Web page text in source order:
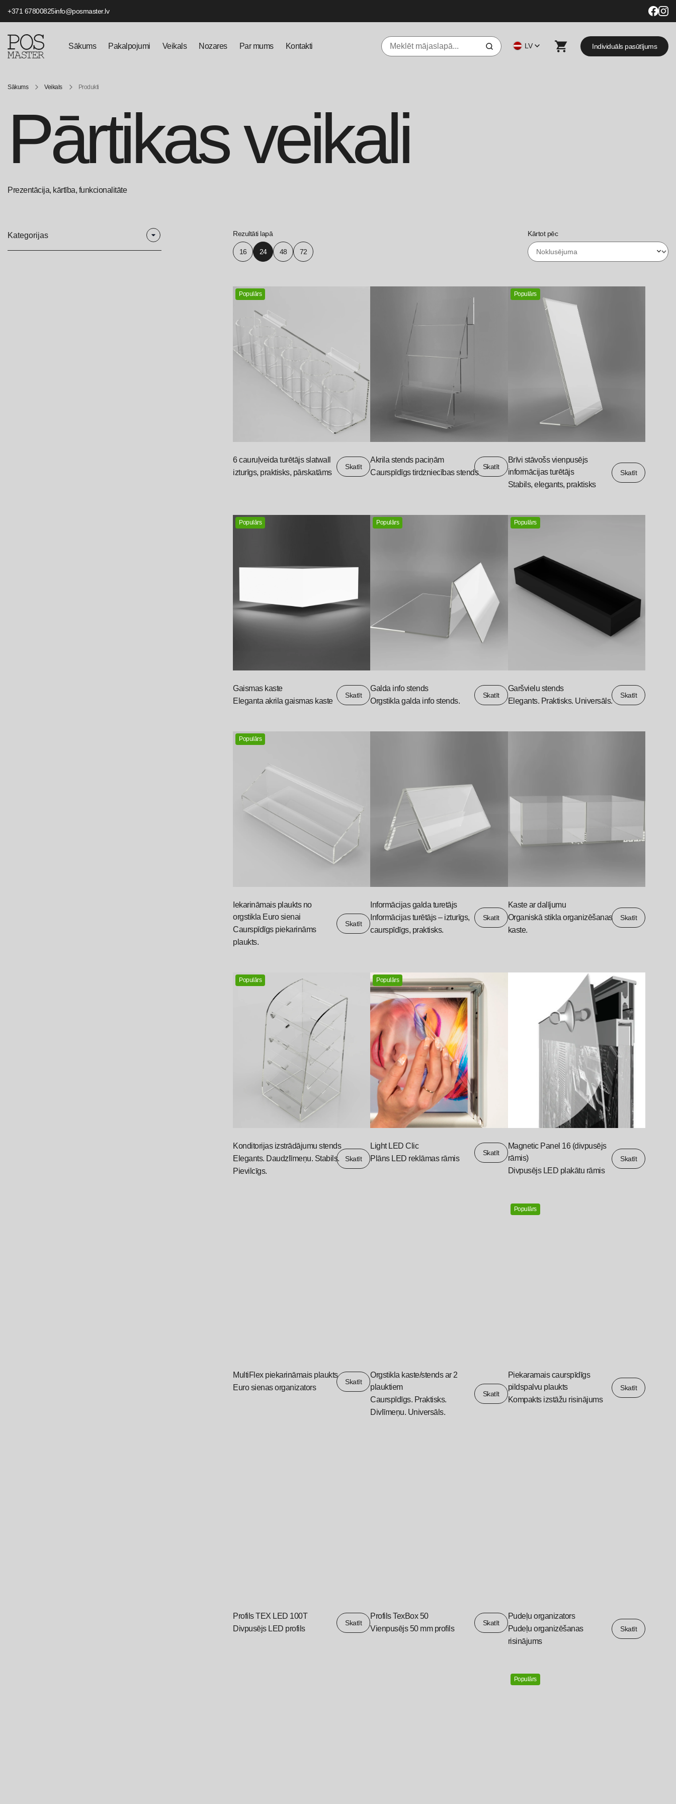
+371 67800825info@posmaster.lv
LV
Sākums Pakalpojumi Veikals Nozares Par mums Kontakti Individuāls pasūtījums
Sākums Veikals Produkti
Pārtikas veikali
Prezentācija, kārtība, funkcionalitāte
Kategorijas
3D uzlīmes
Rezultāti lapā
16 24 48 72
Kārtot pēc
Populārs
6 cauruļveida turētājs slatwall
izturīgs, praktisks, pārskatāms
Skatīt
Akrila stends paciņām
Caurspīdīgs tirdzniecības stends
Skatīt
Populārs
Brīvi stāvošs vienpusējs
informācijas turētājs
Stabils, elegants, praktisks
Skatīt
Populārs
Gaismas kaste
Eleganta akrila gaismas kaste
Skatīt
Populārs
Galda info stends
Orgstikla galda info stends.
Skatīt
Populārs
Garšvielu stends
Elegants. Praktisks. Universāls.
Skatīt
Populārs
Iekarināmais plaukts no
orgstikla Euro sienai
Caurspīdīgs piekarināms
plaukts.
Skatīt
Informācijas galda turetājs
Informācijas turētājs – izturīgs,
caurspīdīgs, praktisks.
Skatīt
Kaste ar dalījumu
Organiskā stikla organizēšanas
kaste.
Skatīt
Populārs
Konditorijas izstrādājumu stends
Elegants. Daudzlīmeņu. Stabils.
Pievilcīgs.
Skatīt
Populārs
Light LED Clic
Plāns LED reklāmas rāmis
Skatīt
Magnetic Panel 16 (divpusējs
rāmis)
Divpusējs LED plakātu rāmis
Skatīt
MultiFlex piekarināmais plaukts
Euro sienas organizators
Skatīt
Orgstikla kaste/stends ar 2
plauktiem
Caurspīdīgs. Praktisks.
Divlīmeņu. Universāls.
Skatīt
Populārs
Piekaramais caurspīdīgs
pildspalvu plaukts
Kompakts izstāžu risinājums
Skatīt
Profils TEX LED 100T
Divpusējs LED profils
Skatīt
Profils TexBox 50
Vienpusējs 50 mm profils
Skatīt
Pudeļu organizators
Pudeļu organizēšanas
risinājums
Skatīt
Populārs